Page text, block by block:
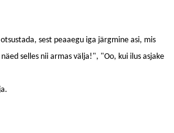
sest peaaegu iga järgmine asi, mis
selles nii armas välja!", "Oo, kui ilus asjake